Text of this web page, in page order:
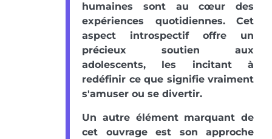
humaines sont au cœur des
expériences quotidiennes. Cet
aspect introspectif offre un
précieux soutien aux
adolescents, les incitant à
redéfinir ce que signifie vraiment
s'amuser ou se divertir.
Un autre élément marquant de
cet ouvrage est son approche